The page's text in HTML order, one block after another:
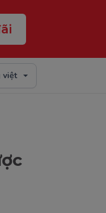
việt